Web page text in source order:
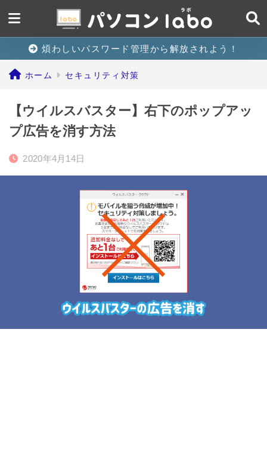
煩わしいパスワード管理から解放されよう！
ホーム セキュリティ対策
【ウイルスバスター】右下のポップアッ
プ広告を消す方法
2020年4月14日